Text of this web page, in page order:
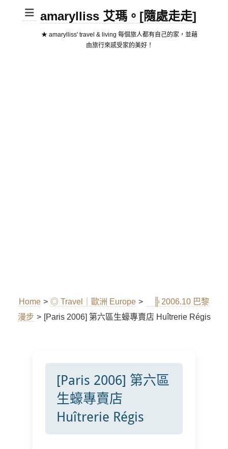
amarylliss 艾瑪。[隨處走走]
★ amarylliss' travel & living 每個旅人都有自己的家，並藉
由旅行來感受家的美好！
Home > ◎ Travel｜歐洲 Europe >
╠ 2006.10 巴黎
漫步 > [Paris 2006] 第六區生蠔專賣店 Huîtrerie Régis
[Paris 2006] 第六區
生蠔專賣店
Huîtrerie Régis